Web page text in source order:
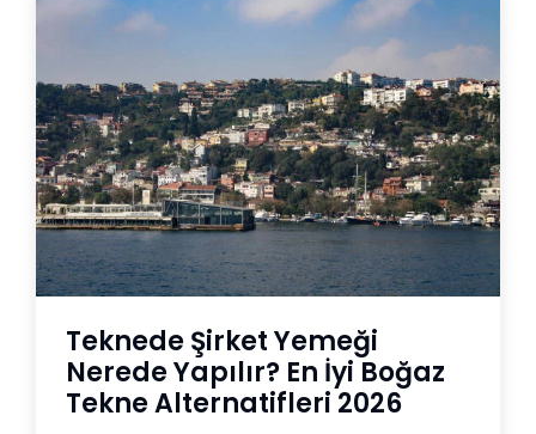
Teknede Şirket Yemeği
Nerede Yapılır? En İyi Boğaz
Tekne Alternatifleri 2026